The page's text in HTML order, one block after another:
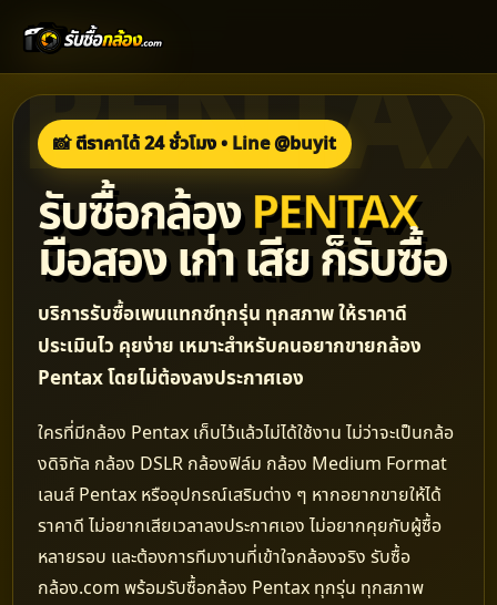
📸 ตีราคาได้ 24 ชั่วโมง • Line @buyit
รับซื้อกล้องPENTAX
มือสอง เก่า เสีย ก็รับซื้อ
บริการรับซื้อเพนแทกซ์ทุกรุ่น ทุกสภาพ ให้ราคาดี
ประเมินไว คุยง่าย เหมาะสำหรับคนอยากขายกล้อง
Pentax โดยไม่ต้องลงประกาศเอง
ใครที่มีกล้อง Pentax เก็บไว้แล้วไม่ได้ใช้งาน ไม่ว่าจะเป็นกล้อ
งดิจิทัล กล้อง DSLR กล้องฟิล์ม กล้อง Medium Format
เลนส์ Pentax หรืออุปกรณ์เสริมต่าง ๆ หากอยากขายให้ได้
ราคาดี ไม่อยากเสียเวลาลงประกาศเอง ไม่อยากคุยกับผู้ซื้อ
หลายรอบ และต้องการทีมงานที่เข้าใจกล้องจริง รับซื้อ
กล้อง.com พร้อมรับซื้อกล้อง Pentax ทุกรุ่น ทุกสภาพ